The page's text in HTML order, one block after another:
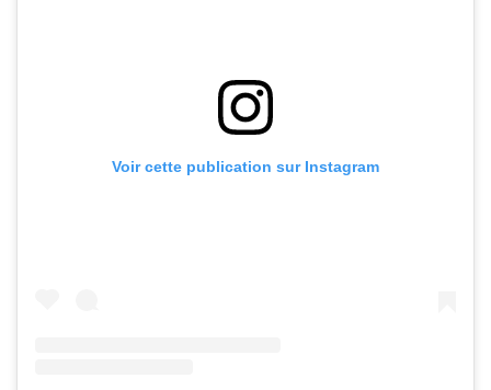
Voir cette publication sur Instagram